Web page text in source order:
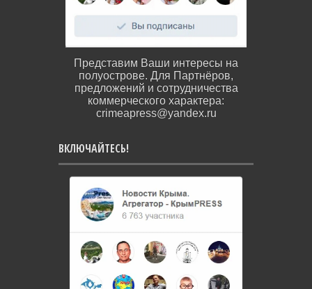
Представим Ваши интересы на
полуострове. Для Партнёров,
предложений и сотрудничества
коммерческого характера:
crimeapress@yandex.ru
ВКЛЮЧАЙТЕСЬ!